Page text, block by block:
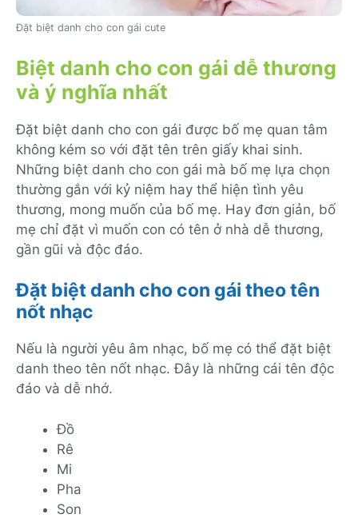
Đặt biệt danh cho con gái cute
Biệt danh cho con gái dễ thương
và ý nghĩa nhất
Đặt biệt danh cho con gái được bố mẹ quan tâm
không kém so với đặt tên trên giấy khai sinh.
Những biệt danh cho con gái mà bố mẹ lựa chọn
thường gắn với kỷ niệm hay thể hiện tình yêu
thương, mong muốn của bố mẹ. Hay đơn giản, bố
mẹ chỉ đặt vì muốn con có tên ở nhà dễ thương,
gần gũi và độc đáo.
Đặt biệt danh cho con gái theo tên
nốt nhạc
Nếu là người yêu âm nhạc, bố mẹ có thể đặt biệt
danh theo tên nốt nhạc. Đây là những cái tên độc
đáo và dễ nhớ.
Đồ
Rê
Mi
Pha
Son